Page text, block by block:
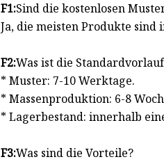
F1:Sind die kostenlosen
Ja, die meisten Produkte
F2:Was ist die
* Muster: 7-10 Werktage.
* Massenproduktion: 6-8
* Lagerbestand: innerhalb
F3:Was sind die Vorteile?